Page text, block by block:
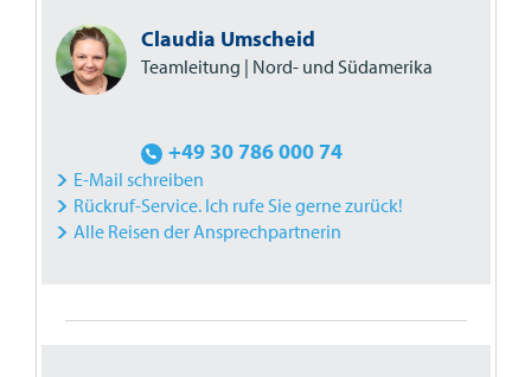
Claudia Umscheid
Teamleitung | Nord- und Südamerika
+49 30 786 000 74
E-Mail schreiben
Rückruf-Service. Ich rufe Sie gerne zurück!
Alle Reisen der Ansprechpartnerin